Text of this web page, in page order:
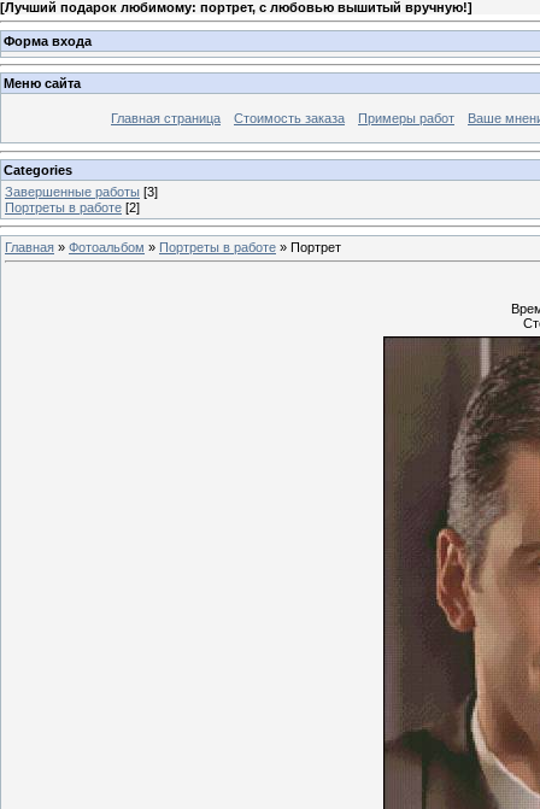
[Лучший подарок любимому: портрет, с любовью вышитый вручную!]
Форма входа
Меню сайта
Главная страница Стоимость заказа Примеры работ Ваше
Categories
Завершенные работы [3]
Портреты в работе [2]
Главная » Фотоальбом » Портреты в работе » Портрет